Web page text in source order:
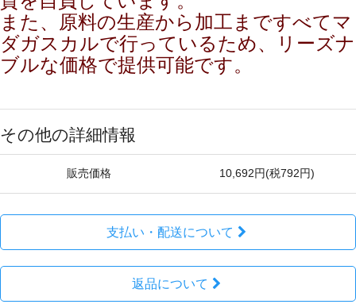
また、原料の生産から加工まですべてマ
ダガスカルで行っているため、リーズナ
ブルな価格で提供可能です。
その他の詳細情報
販売価格 10,692円(税792円)
支払い・配送について
返品について